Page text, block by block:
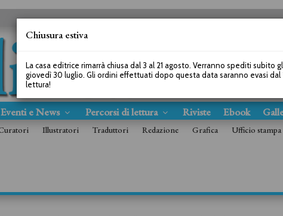
Eventi e News Percorsi di lettura Riviste Ebook
Illustratori Traduttori Redazione Grafica Ufficio stampa
Chiusura estiva
La casa editrice rimarrà chiusa dal 3 al 21 agosto. Verranno spediti subito
giovedì 30 luglio. Gli ordini effettuati dopo questa data saranno evasi dal
lettura!